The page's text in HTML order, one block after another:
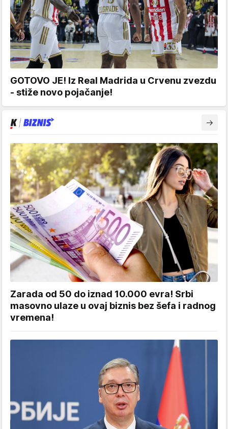
GOTOVO JE! Iz Real Madrida u Crvenu zvezdu
- stiže novo pojačanje!
Zarada od 50 do iznad 10.000 evra! Srbi
masovno ulaze u ovaj biznis bez šefa i radnog
vremena!